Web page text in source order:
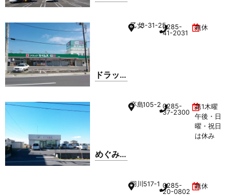
ドラッ
乙女3-31-250285-
41-2031
無休
めぐみ
卒島105-2 0285-
37-2300
第1木曜
午後・日
曜・祝日
は休み
羽川517-1 0285-
20-0802
無休